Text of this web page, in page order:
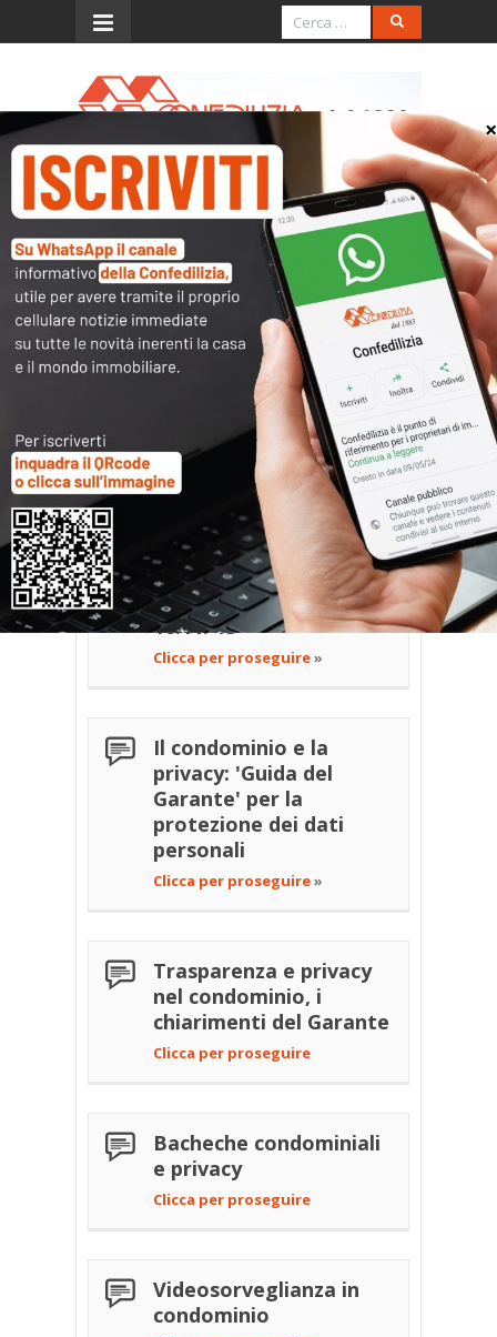
Menu
Privacy e condominio
Provvedimento
Garante privacy sulle
comunicazioni
all'amministratore
Clicca per proseguire»
Riforma del condominio
e normativa sul
trattamento dei dati
personali - Parere
Ufficio Legale ABI del
16.11.'13
Clicca per proseguire»
Il condominio e la
privacy: 'Guida del
Garante' per la
protezione dei dati
personali
Clicca per proseguire»
Trasparenza e privacy
nel condominio, i
chiarimenti del Garante
Clicca per proseguire
Bacheche condominiali
e privacy
Clicca per proseguire
Videosorveglianza in
condominio